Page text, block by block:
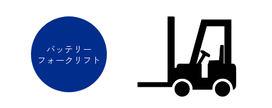
バッテリー
フォークリフト